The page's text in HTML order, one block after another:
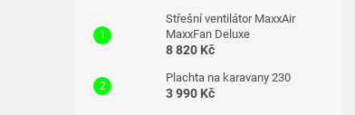
Střešní ventilátor MaxxAir
MaxxFan Deluxe
8 820 Kč
Plachta na karavany 230
3 990 Kč